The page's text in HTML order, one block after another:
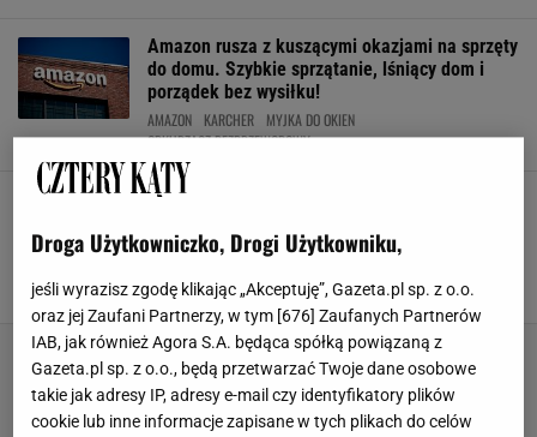
Amazon rusza z kuszącymi okazjami na sprzęty
do domu. Szybkie sprzątanie, lśniący dom i
porządek bez wysiłku!
AMAZON KARCHER
MYJKA DO OKIEN
ODKURZACZ BEZPRZEWODOWY
Twoja kanapa będzie wyglądać jak nowa.
cenowy
ODKURZACZ PIONOWY
Droga Użytkowniczko, Drogi Użytkowniku,
jeśli wyrazisz zgodę klikając „Akceptuję”, Gazeta.pl sp. z o.o.
oraz jej Zaufani Partnerzy, w tym [ 676 ] Zaufanych Partnerów
IAB, jak również Agora S.A. będąca spółką powiązaną z
Gazeta.pl sp. z o.o., będą przetwarzać Twoje dane osobowe
takie jak adresy IP, adresy e-mail czy identyfikatory plików
cookie lub inne informacje zapisane w tych plikach do celów